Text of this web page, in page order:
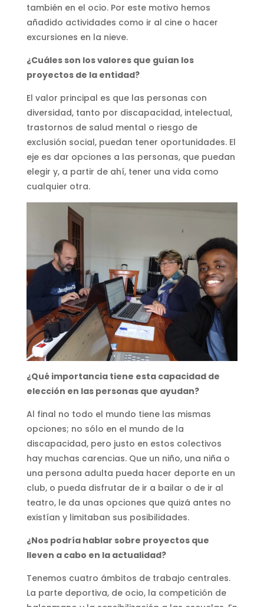
también en el ocio. Por este motivo hemos
añadido actividades como ir al cine o hacer
excursiones en la nieve.
¿Cuáles son los valores que guían los
proyectos de la entidad?
El valor principal es que las personas con
diversidad, tanto por discapacidad, intelectual,
trastornos de salud mental o riesgo de
exclusión social, puedan tener oportunidades. El
eje es dar opciones a las personas, que puedan
elegir y, a partir de ahí, tener una vida como
cualquier otra.
¿Qué importancia tiene esta capacidad de
elección en las personas que ayudan?
Al final no todo el mundo tiene las mismas
opciones; no sólo en el mundo de la
discapacidad, pero justo en estos colectivos
hay muchas carencias. Que un niño, una niña o
una persona adulta pueda hacer deporte en un
club, o pueda disfrutar de ir a bailar o de ir al
teatro, le da unas opciones que quizá antes no
existían y limitaban sus posibilidades.
¿Nos podría hablar sobre proyectos que
lleven a cabo en la actualidad?
Tenemos cuatro ámbitos de trabajo centrales.
La parte deportiva, de ocio, la competición de